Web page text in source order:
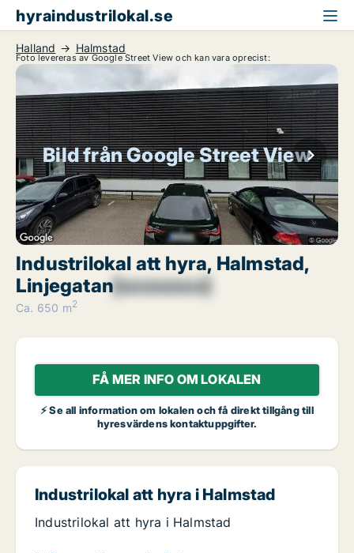
hyraindustrilokal.se
Halland Halmstad
Foto levereras av Google Street View och kan vara oprecist:
Bild från Google Street View
Industrilokal att hyra, Halmstad,
Linjegatan[xxxxxxxx]
Ca. 650 m2
FÅ MER INFO OM LOKALEN
⚡ Se all information om lokalen och få direkt tillgång till
hyresvärdens kontaktuppgifter.
Industrilokal att hyra i Halmstad
Industrilokal att hyra i Halmstad